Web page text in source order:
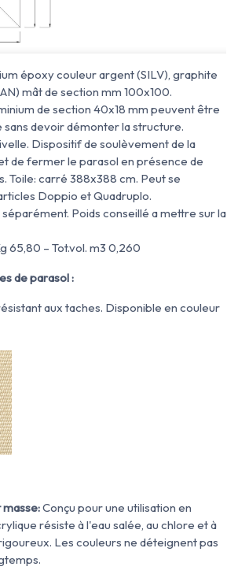
époxy couleur argent (SILV), graphite
mât de section mm 100x100.
de section 40x18 mm peuvent être
sans devoir démonter la structure.
Dispositif de soulèvement de la
de fermer le parasol en présence de
Toile: carré 388x388 cm. Peut se
Doppio et Quadruplo.
Poids conseillé a mettre sur la
65,80 – Tot.vol. m3 0,260
de parasol :
aux taches. Disponible en couleur
Conçu pour une utilisation en
résiste à l'eau salée, au chlore et à
Les couleurs ne déteignent pas